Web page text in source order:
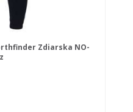
Zdiarska NO-